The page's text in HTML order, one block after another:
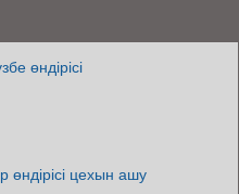
өндірісі
өндірісі цехын ашу